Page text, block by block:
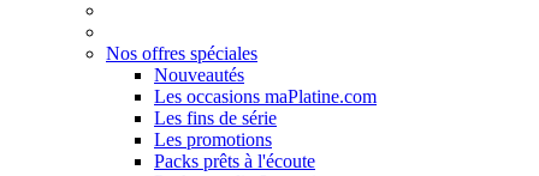
Nos offres spéciales
Nouveautés
Les occasions maPlatine.com
Les fins de série
Les promotions
Packs prêts à l'écoute